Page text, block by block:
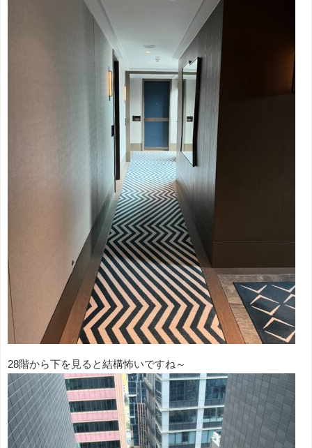
28階から下を見ると結構怖いですね～